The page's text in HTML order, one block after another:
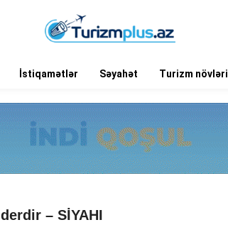
İstiqamətlər Səyahət Turizm növləri
– SİYAHI